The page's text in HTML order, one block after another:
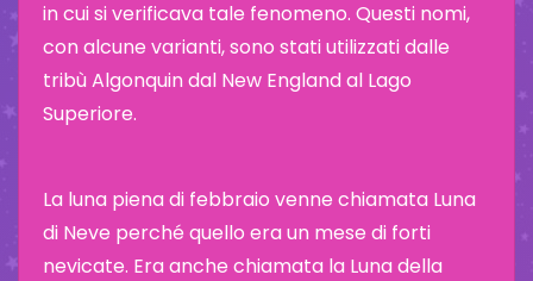
in cui si verificava tale fenomeno. Questi nomi,
con alcune varianti, sono stati utilizzati dalle
tribù Algonquin dal New England al Lago
Superiore.
La luna piena di febbraio venne chiamata Luna
di Neve perché quello era un mese di forti
nevicate. Era anche chiamata la Luna della